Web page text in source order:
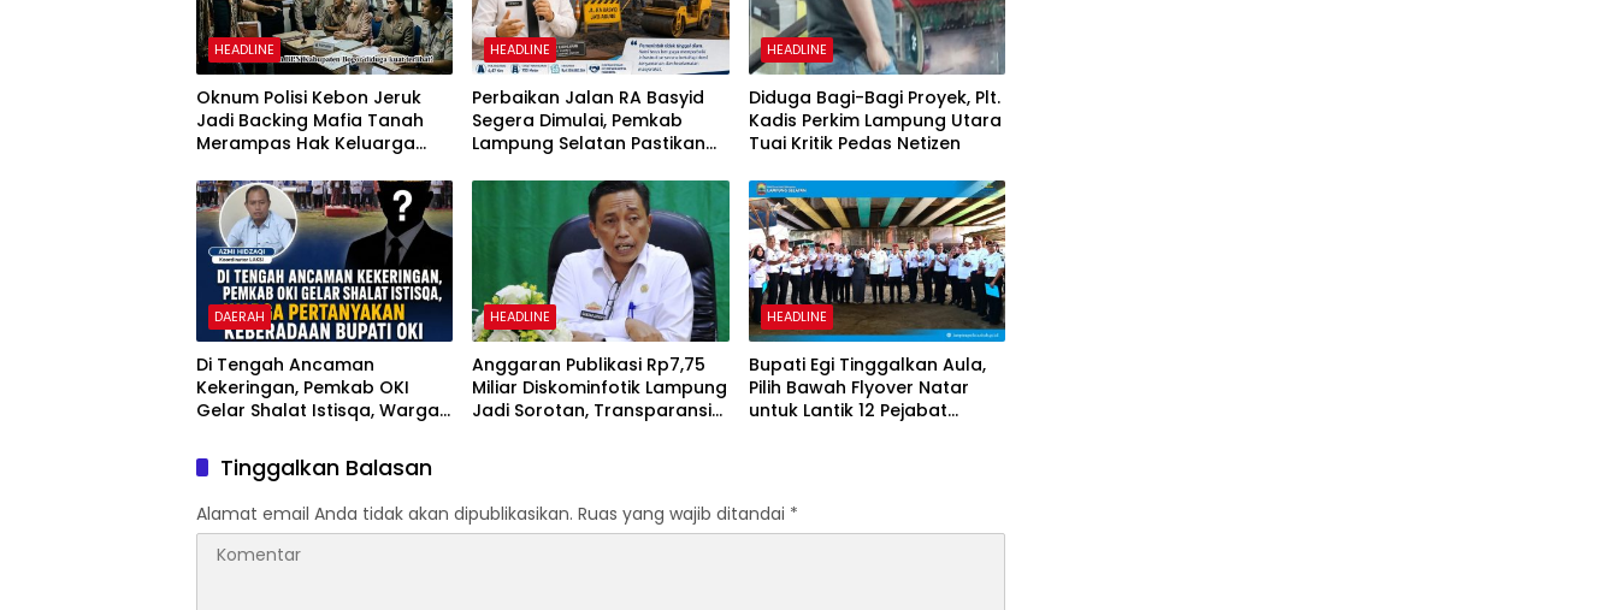
HEADLINE
Oknum Polisi Kebon Jeruk
Jadi Backing Mafia Tanah
Merampas Hak Keluarga
HEADLINE
Perbaikan Jalan RA Basyid
Segera Dimulai, Pemkab
Lampung Selatan Pastikan
dan Nyaman
HEADLINE
Diduga Bagi-Bagi Proyek, Plt.
Kadis Perkim Lampung Utara
Tuai Kritik Pedas Netizen
DAERAH
Di Tengah Ancaman
Kekeringan, Pemkab OKI
Gelar Shalat Istisqa, Warga
Bupati OKI
HEADLINE
Anggaran Publikasi Rp7,75
Miliar Diskominfotik Lampung
Jadi Sorotan, Transparansi
HEADLINE
Bupati Egi Tinggalkan Aula,
Pilih Bawah Flyover Natar
untuk Lantik 12 Pejabat
Tinggalkan Balasan
Alamat email Anda tidak akan dipublikasikan. Ruas yang wajib ditandai *